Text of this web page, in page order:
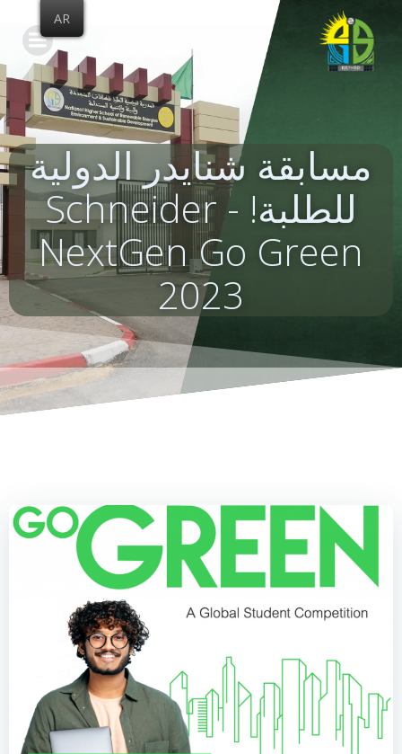
content
مسابقة شنايدر الدولية
للطلبة! - Schneider
NextGen Go Green
2023
AR